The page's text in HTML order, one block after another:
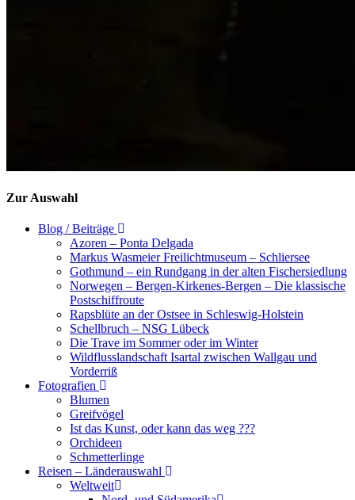
Zur Auswahl
Blog / Beiträge
Azoren – Ponta Delgada
Markus Wasmeier Freilichtmuseum – Schliersee
Gothmund – ein Rundgang in der alten Fischersiedlung
Norwegen – Bergen-Kirkenes-Bergen – Die klassische
Postschiffroute
Rapsblüte an der Ostsee in Schleswig-Holstein
Schellbruch – NSG Lübeck
Die Trave im Sommer oder im Winter
Wildflusslandschaft Isartal zwischen Wallgau und
Vorderriß
Fotografien
Blumen
Greifvögel
Ist das Kunst, oder kann das weg ???
Orchideen
Schmetterlinge
Reisen – Länderauswahl
Weltweit